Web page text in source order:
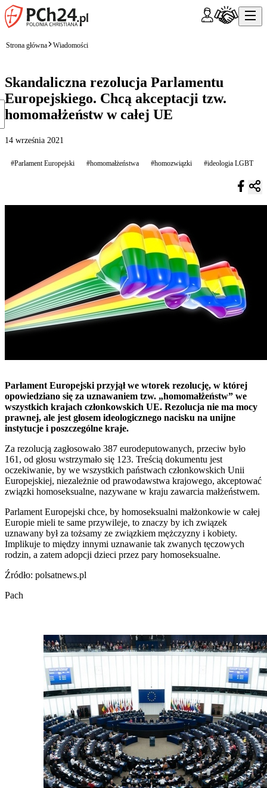
Strona główna Wiadomości
Skandaliczna rezolucja Parlamentu
Europejskiego. Chcą akceptacji tzw.
homomałżeństw w całej UE
14 września 2021
#Parlament Europejski #homomałżeństwa #homozwiązki #ideologia LGBT
Parlament Europejski przyjął we wtorek rezolucję, w której
opowiedziano się za uznawaniem tzw. „homomałżeństw” we
wszystkich krajach członkowskich UE. Rezolucja nie ma mocy
prawnej, ale jest głosem ideologicznego nacisku na unijne
instytucje i poszczególne kraje.
Za rezolucją zagłosowało 387 eurodeputowanych, przeciw było
161, od głosu wstrzymało się 123. Treścią dokumentu jest
oczekiwanie, by we wszystkich państwach członkowskich Unii
Europejskiej, niezależnie od prawodawstwa krajowego, akceptować
związki homoseksualne, nazywane w kraju zawarcia małżeństwem.
Parlament Europejski chce, by homoseksualni małżonkowie w całej
Europie mieli te same przywileje, to znaczy by ich związek
uznawany był za tożsamy ze związkiem mężczyzny i kobiety.
Implikuje to między innymi uznawanie tak zwanych tęczowych
rodzin, a zatem adopcji dzieci przez pary homoseksualne.
Źródło: polsatnews.pl
Pach